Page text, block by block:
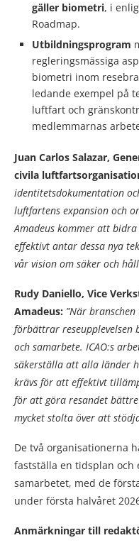
gäller biometri, i
Roadmap.
Utbildningsprogram
regleringsmässiga
biometri inom
ledande exempel på
luftfart och
medlemmarnas
Juan Carlos Salazar,
civila
identitetsdokumentation
luftfartens expansion och
Amadeus kommer att
effektivt antar dessa nya
vår vision om säker och
Rudy Daniello, Vice
Amadeus: ”När
förbättrar reseupplevelsen
och samarbete. ICAO:s
säkerställa att alla länder
krävs för att effektivt
för att göra resandet
mycket stolta över att
De två organisationerna
fastställa en tidsplan och
samarbetet, med de
under första halvåret
Anmärkningar till